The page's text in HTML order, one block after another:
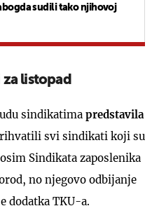
sudili tako njihovoj
za listopad
sindikatima predstavila
svi sindikati koji su
Sindikata zaposlenika
no njegovo odbijanje
dodatka TKU-a.